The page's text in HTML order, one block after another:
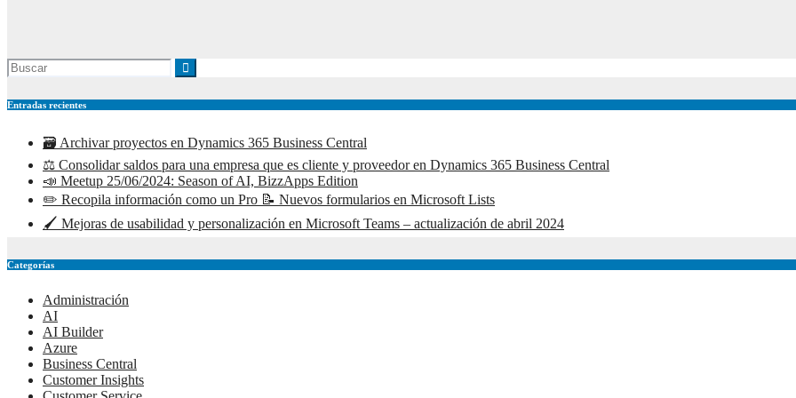
Entradas recientes
🗃️ Archivar proyectos en Dynamics 365 Business Central
⚖️ Consolidar saldos para una empresa que es cliente y proveedor en Dynamics 365 Business Central
📣 Meetup 25/06/2024: Season of AI, BizzApps Edition
✏️ Recopila información como un Pro 📝 Nuevos formularios en Microsoft Lists
🖌️ Mejoras de usabilidad y personalización en Microsoft Teams – actualización de abril 2024
Categorías
Administración
AI
AI Builder
Azure
Business Central
Customer Insights